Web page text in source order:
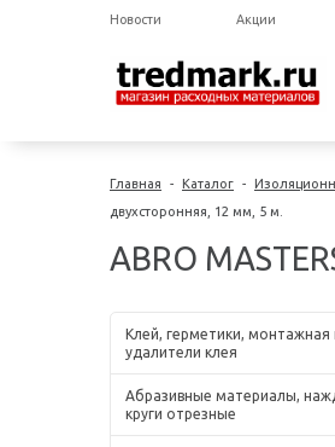
Новости Акции
Главная - Каталог -
двухсторонняя, 12 мм, 5 м.
ABRO
Клей, герметики, монтажная
удалители клея
Абразивные материалы,
круги отрезные